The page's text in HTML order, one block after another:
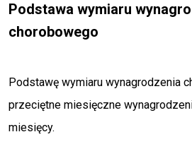
Podstawa wymiaru
chorobowego
Podstawę wymiaru wynagrodzenia
przeciętne miesięczne
miesięcy.